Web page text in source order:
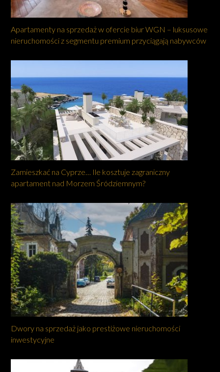
Apartamenty na sprzedaż w ofercie biur WGN – luksusowe
nieruchomości z segmentu premium przyciągają nabywców
Zamieszkać na Cyprze… Ile kosztuje zagraniczny
apartament nad Morzem Śródziemnym?
Dwory na sprzedaż jako prestiżowe nieruchomości
inwestycyjne